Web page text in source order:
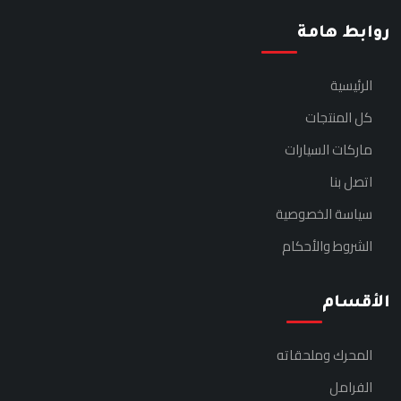
روابط هامة
الرئيسية
كل المنتجات
ماركات السيارات
اتصل بنا
سياسة الخصوصية
الشروط والأحكام
الأقسام
المحرك وملحقاته
الفرامل